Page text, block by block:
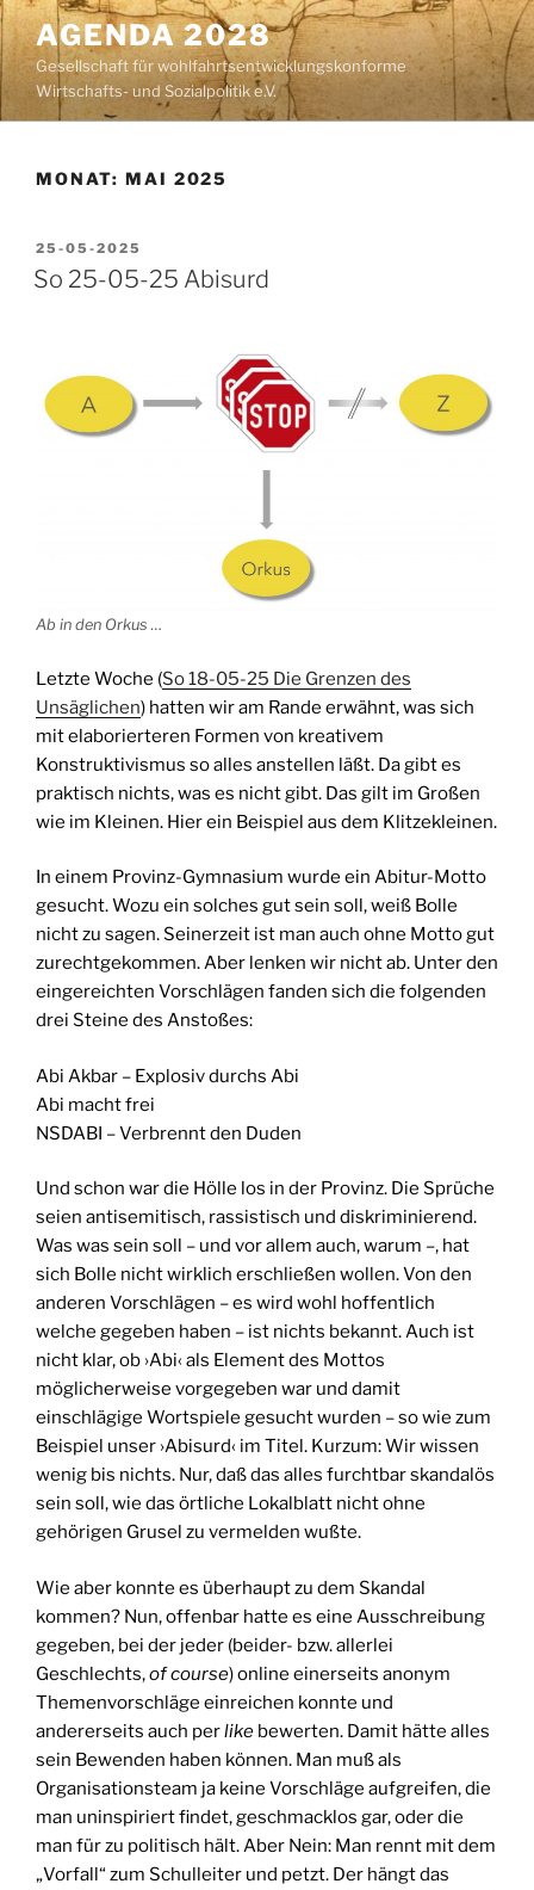
Zum
Inhalt
springen
AGENDA 2028
Gesellschaft für wohlfahrtsentwicklungskonforme
Wirtschafts- und Sozialpolitik e.V.
MONAT: MAI 2025
VERÖFFENTLICHT
AM
25-05-2025
So 25-05-25 Abisurd
Ab in den Orkus …
Letzte Woche (So 18-05-25 Die Grenzen des
Unsäglichen) hatten wir am Rande erwähnt, was sich
mit elaborierteren Formen von kreativem
Konstruktivismus so alles anstellen läßt. Da gibt es
praktisch nichts, was es nicht gibt. Das gilt im Großen
wie im Kleinen. Hier ein Beispiel aus dem Klitzekleinen.
In einem Provinz-Gymnasium wurde ein Abitur-Motto
gesucht. Wozu ein solches gut sein soll, weiß Bolle
nicht zu sagen. Seinerzeit ist man auch ohne Motto gut
zurechtgekommen. Aber lenken wir nicht ab. Unter den
eingereichten Vorschlägen fanden sich die folgenden
drei Steine des Anstoßes:
Abi Akbar – Explosiv durchs Abi
Abi macht frei
NSDABI – Verbrennt den Duden
Und schon war die Hölle los in der Provinz. Die Sprüche
seien antisemitisch, rassistisch und diskriminierend.
Was was sein soll – und vor allem auch, warum –, hat
sich Bolle nicht wirklich erschließen wollen. Von den
anderen Vorschlägen – es wird wohl hoffentlich
welche gegeben haben – ist nichts bekannt. Auch ist
nicht klar, ob ›Abi‹ als Element des Mottos
möglicherweise vorgegeben war und damit
einschlägige Wortspiele gesucht wurden – so wie zum
Beispiel unser ›Abisurd‹ im Titel. Kurzum: Wir wissen
wenig bis nichts. Nur, daß das alles furchtbar skandalös
sein soll, wie das örtliche Lokalblatt nicht ohne
gehörigen Grusel zu vermelden wußte.
Wie aber konnte es überhaupt zu dem Skandal
kommen? Nun, offenbar hatte es eine Ausschreibung
gegeben, bei der jeder (beider- bzw. allerlei
Geschlechts,of course) online einerseits anonym
Themenvorschläge einreichen konnte und
andererseits auch perlike bewerten. Damit hätte alles
sein Bewenden haben können. Man muß als
Organisationsteam ja keine Vorschläge aufgreifen, die
man uninspiriert findet, geschmacklos gar, oder die
man für zu politisch hält. Aber Nein: Man rennt mit dem
„Vorfall“ zum Schulleiter und petzt. Der hängt das